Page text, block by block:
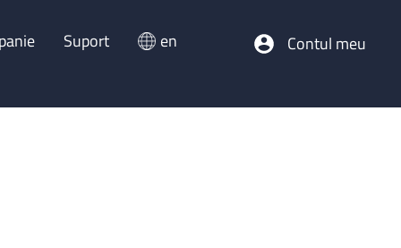
Suport en Contul meu